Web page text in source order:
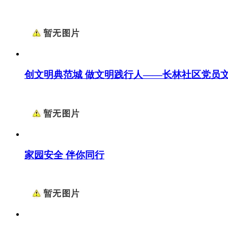
创文明典范城 做文明践行人——长林社区党员
家园安全 伴你同行